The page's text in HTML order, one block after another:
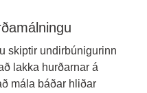
skiptir undirbúnigurinn
lakka hurðarnar á
mála báðar hliðar